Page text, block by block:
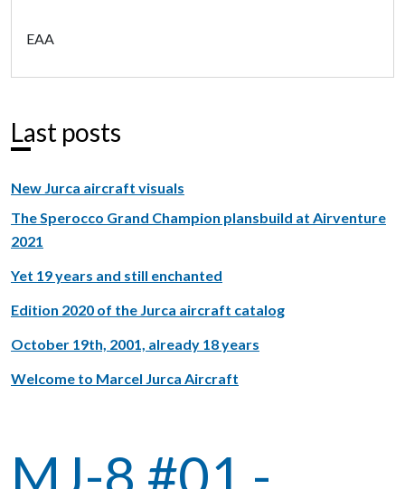
EAA
Last posts
New Jurca aircraft visuals
The Sperocco Grand Champion plansbuild at Airventure
2021
Yet 19 years and still enchanted
Edition 2020 of the Jurca aircraft catalog
October 19th, 2001, already 18 years
Welcome to Marcel Jurca Aircraft
MJ-8 #01 -